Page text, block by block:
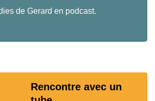
de Gerard en podcast.
Rencontre avec un